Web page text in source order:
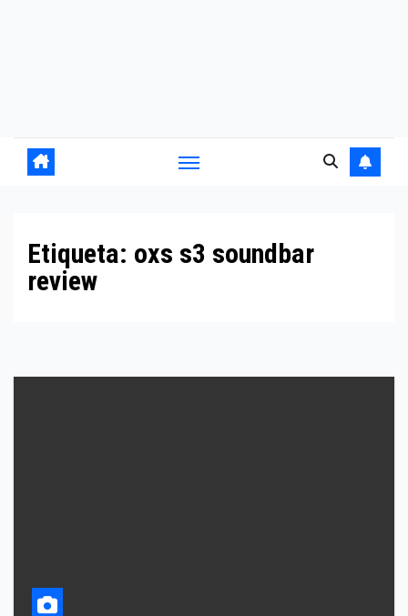
Etiqueta: oxs s3 soundbar
review